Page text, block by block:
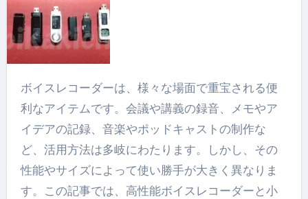
ボイスレコーダーは、様々な場面で重宝される便
利なアイテムです。会議や講義の録音、メモやア
イデアの記録、音楽やポッドキャストの制作な
ど、活用方法は多岐にわたります。しかし、その
性能やサイズによって使い勝手が大きく異なりま
す。この記事では、高性能ボイスレコーダーと小